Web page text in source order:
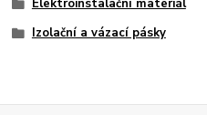
Elektroinstalační materiál
Izolační a vázací pásky